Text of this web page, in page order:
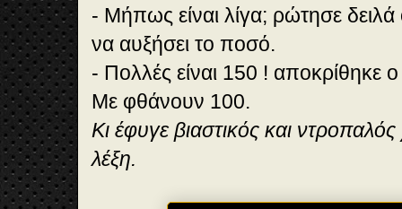
- Μήπως είναι λίγα; ρώτησε
να αυξήσει το ποσό.
- Πολλές είναι 150 ! αποκρίθηκε
Με φθάνουν 100.
Κι έφυγε βιαστικός και
λέξη.